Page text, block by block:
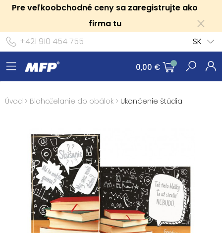
Pre veľkoobchodné ceny sa zaregistrujte ako
firma tu
+421 910 454 755
SK
0,00 €
Úvod > Blahoželanie do obálok > Ukončenie štúdia